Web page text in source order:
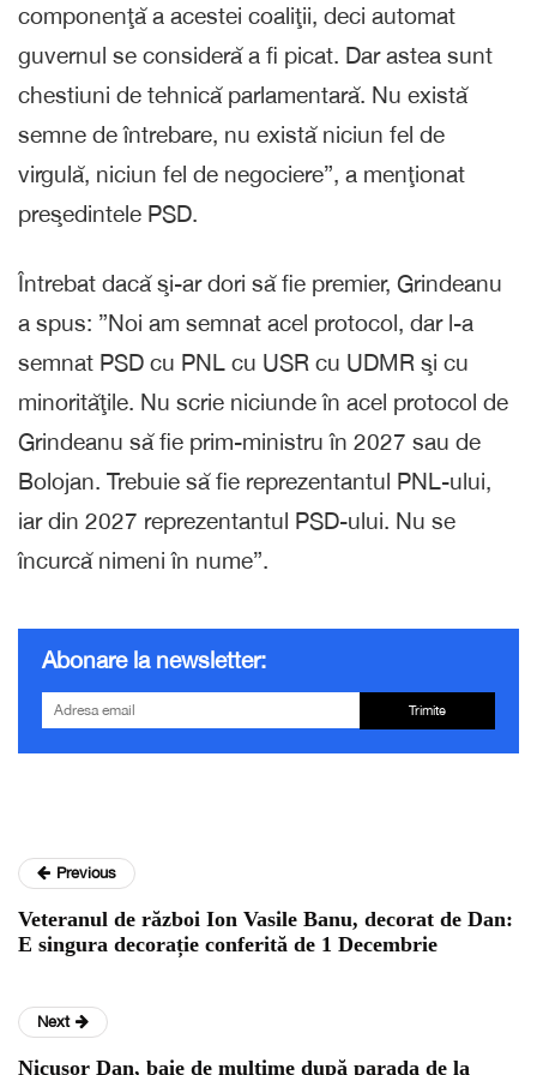
componenţă a acestei coaliţii, deci automat
guvernul se consideră a fi picat. Dar astea sunt
chestiuni de tehnică parlamentară. Nu există
semne de întrebare, nu există niciun fel de
virgulă, niciun fel de negociere”, a menţionat
preşedintele PSD.
Întrebat dacă şi-ar dori să fie premier, Grindeanu
a spus: ”Noi am semnat acel protocol, dar l-a
semnat PSD cu PNL cu USR cu UDMR şi cu
minorităţile. Nu scrie niciunde în acel protocol de
Grindeanu să fie prim-ministru în 2027 sau de
Bolojan. Trebuie să fie reprezentantul PNL-ului,
iar din 2027 reprezentantul PSD-ului. Nu se
încurcă nimeni în nume”.
Abonare la newsletter:
Trimite
Previous
Veteranul de război Ion Vasile Banu, decorat de Dan:
E singura decorație conferită de 1 Decembrie
Next
Nicușor Dan, baie de mulțime după parada de la